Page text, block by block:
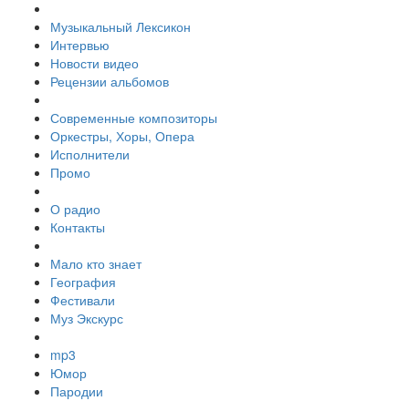
Музыкальный Лексикон
Интервью
Новости видео
Рецензии альбомов
Современные композиторы
Оркестры, Хоры, Опера
Исполнители
Промо
О радио
Контакты
Мало кто знает
География
Фестивали
Муз Экскурс
mp3
Юмор
Пародии